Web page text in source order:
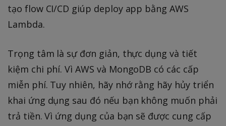
tạo flow CI/CD giúp deploy app bằng AWS
Lambda.
Trọng tâm là sự đơn giản, thực dụng và tiết
kiệm chi phí. Vì AWS và MongoDB có các cấp
miễn phí. Tuy nhiên, hãy nhớ rằng hãy hủy triển
khai ứng dụng sau đó nếu bạn không muốn phải
trả tiền. Vì ứng dụng của bạn sẽ được cung cấp